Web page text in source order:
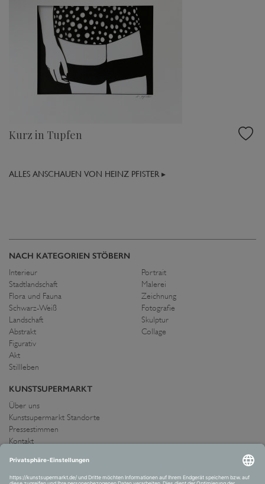
Kurz in Tupfen
ALLES ANSCHAUEN VON HEINZ PFISTER ▸
NACH KATEGORIEN STÖBERN
Interieur
Stadtlandschaft
Flora und Fauna
Schwarz-Weiß
Landschaft
Abstrakt
Figurativ
Akt
Stillleben
Portrait
Malerei
Zeichnung
Fotografie
Skulptur
Collage
KUNSTSUPERMARKT
Über uns
Kunstsupermarkt Standorte
Pressestimmen
Kontakt
IMPRESSUM UND AGB
Allgemeine Geschäftsbedingungen